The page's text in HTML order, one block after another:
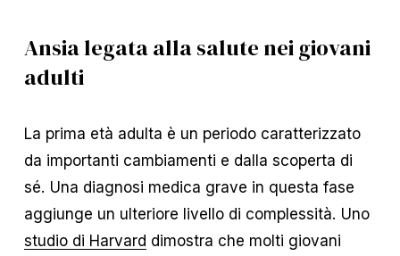
Ansia legata alla salute nei giovani
adulti
La prima età adulta è un periodo caratterizzato
da importanti cambiamenti e dalla scoperta di
sé. Una diagnosi medica grave in questa fase
aggiunge un ulteriore livello di complessità. Uno
studio di Harvard dimostra che molti giovani